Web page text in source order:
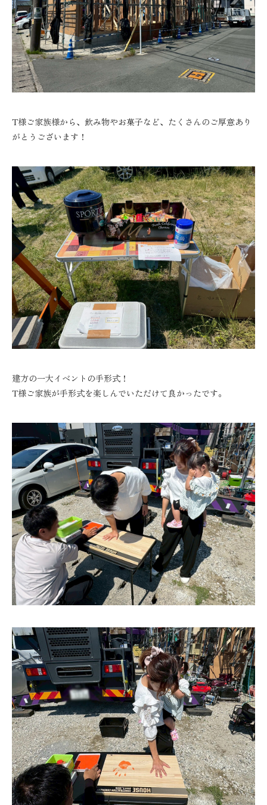
T様ご家族様から、飲み物やお菓子など、たくさんのご厚意あり
がとうございます！
建方の一大イベントの手形式！
T様ご家族が手形式を楽しんでいただけて良かったです。